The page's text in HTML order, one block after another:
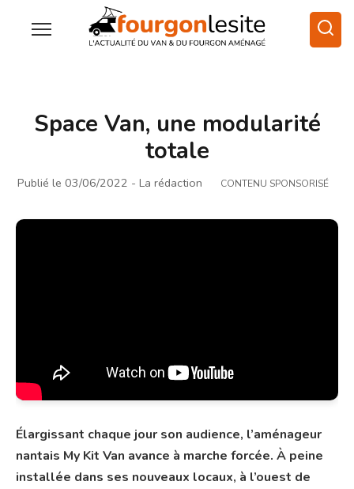
Space Van, une modularité
totale
Publié le 03/06/2022 - La rédaction CONTENU SPONSORISÉ
Élargissant chaque jour son audience, l’aménageur
nantais My Kit Van avance à marche forcée. À peine
installée dans ses nouveaux locaux, à l’ouest de